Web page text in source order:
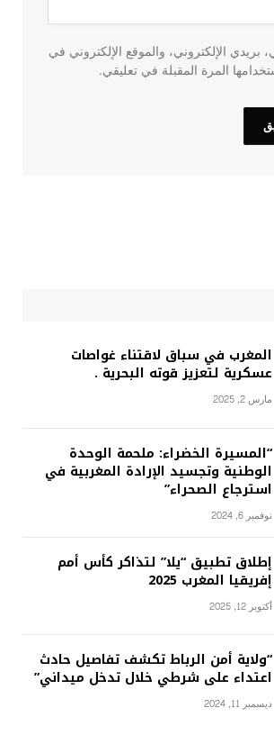
الإلكتروني، والموقع الإلكتروني في
المرة المقبلة في تعليقي.
المغرب في سباق لاقتناء غواصات
عسكرية لتعزيز قوته البحرية .
مارس 2, 2025
“المسيرة الخضراء: ملحمة الوحدة
الوطنية وتجسيد الإرادة المغربية في
استرجاع الصحراء”
نوفمبر 6, 2024
إطلاق تطبيق “يلا” لتذاكر كأس أمم
إفريقيا المغرب 2025
أكتوبر 12, 2025
“ولاية أمن الرباط تكشف تفاصيل حادث
اعتداء على شرطي خلال تدخل ميداني”
ديسمبر 11, 2024